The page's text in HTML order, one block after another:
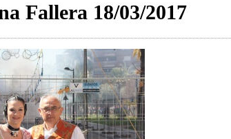
Fallera 18/03/2017